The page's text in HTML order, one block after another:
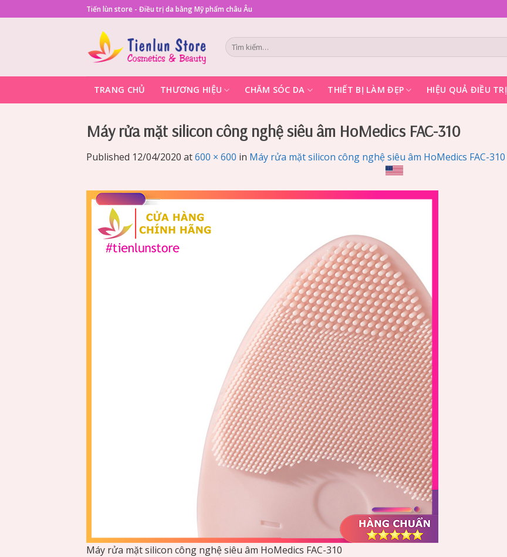
to
Tiến lùn store - Điều trị da bằng Mỹ phẩm châu Âu
Tìm
kiếm:
TRANG CHỦ THƯƠNG HIỆU CHĂM SÓC DA THIẾT BỊ LÀM ĐẸP HIỆU QUẢ ĐIỀU TRỊ
Máy rửa mặt silicon công nghệ siêu âm HoMedics FAC-310
Published 12/04/2020 at600 × 600 in Máy rửa mặt silicon công nghệ siêu âm HoMedics FAC-310
Máy rửa mặt silicon công nghệ siêu âm HoMedics FAC-310